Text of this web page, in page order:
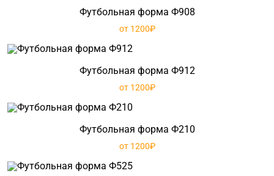
Футбольная форма Ф908
от 1200₽
Футбольная форма Ф912
от 1200₽
Футбольная форма Ф210
от 1200₽